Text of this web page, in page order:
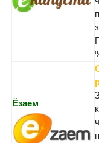
Ёзаем